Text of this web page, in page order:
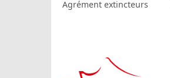
Agrément extincteurs